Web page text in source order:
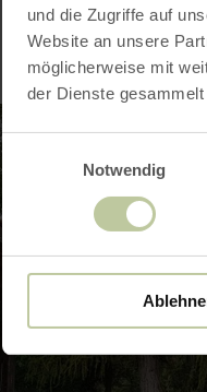
und die Zugriffe auf
Website an unsere
möglicherweise mit
der Dienste gesammelt
Einwilligungsauswahl
Notwendig